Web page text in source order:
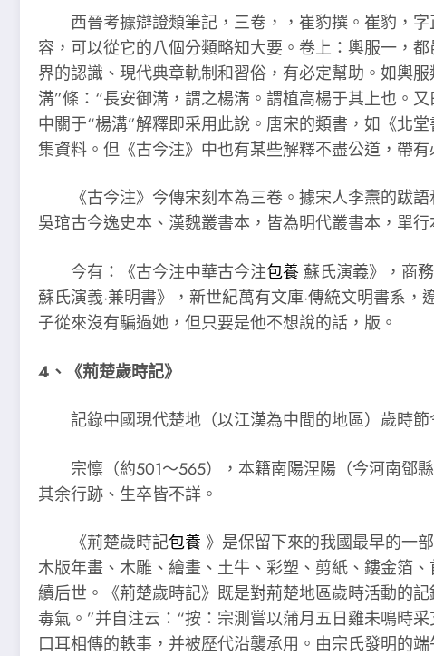
西晉考據辯證類筆記，三卷，，崔豹撰。崔豹，字
容，可以從它的八個分類略知大要。卷上：輿服一，
界的認識、現代典章軌制和習俗，有必定幫助。如輿
溝”條：“長安御溝，謂之楊溝。謂植高楊于其上也。
中關于“楊溝”解釋即采用此說。唐宋的類書，如《北
集資料。但《古今注》中也有某些解釋不盡公道，帶有
《古今注》今傳宋刻本為三卷。據宋人李燾的跋語
吳琯古今逸史本、漢魏叢書本，皆為明代叢書本，單
今有：《古今注中華古今注包養蘇氏演義》，商
蘇氏演義·兼明書》，新世紀萬有文庫·傳統文明書系
子從來沒有騙過她，但只要是他不想說的話，版。
4、《荊楚歲時記》
記錄中國現代楚地（以江漢為中間的地區）歲時節
宗懔（約501～565），本籍南陽涅陽（今河南鄧縣
其余行跡、生卒皆不詳。
《荊楚歲時記包養》是保留下來的我國最早的一
木版年畫、木雕、繪畫、土牛、彩塑、剪紙、鏤金箔
續后世。《荊楚歲時記》既是對荊楚地區歲時活動的
毒氣。”并自注云：“按：宗測嘗以蒲月五日雞未鳴時
口耳相傳的軼事，并被歷代沿襲承用。由宗氏發明的